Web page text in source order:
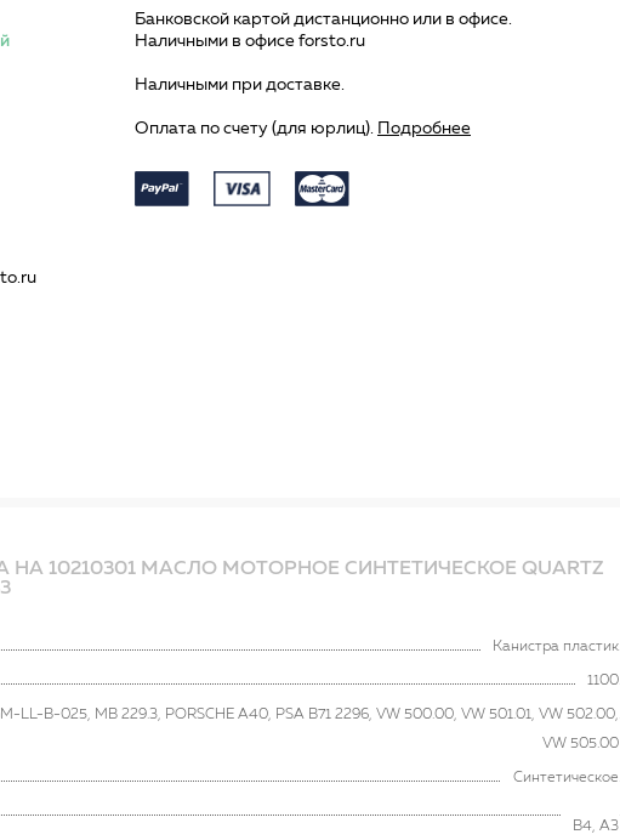
Банковской картой дистанционно или в офисе.
Наличными в офисе forsto.ru
Наличными при доставке.
Оплата по счету (для юрлиц). Подробнее
10210301 МАСЛО МОТОРНОЕ СИНТЕТИЧЕСКОЕ QUARTZ
Канистра пластик
1100
LL-B-025, MB 229.3, PORSCHE A40, PSA B71 2296, VW 500.00, VW 501.01, VW 502.00,
VW 505.00
Синтетическое
B4, A3